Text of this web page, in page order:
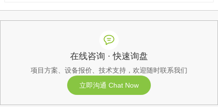
在线咨询 · 快速询盘
项目方案、设备报价、技术支持，欢迎随时联系我们
立即沟通 Chat Now